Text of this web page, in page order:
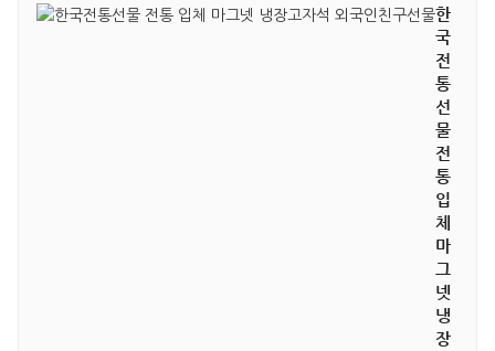
한
국
전
통
선
물
전
통
입
체
마
그
넷
냉
장